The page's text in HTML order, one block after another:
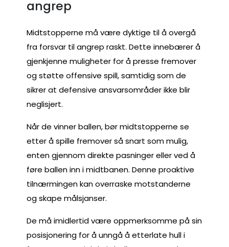
angrep
Midtstopperne må være dyktige til å overgå
fra forsvar til angrep raskt. Dette innebærer å
gjenkjenne muligheter for å presse fremover
og støtte offensive spill, samtidig som de
sikrer at defensive ansvarsområder ikke blir
neglisjert.
Når de vinner ballen, bør midtstopperne se
etter å spille fremover så snart som mulig,
enten gjennom direkte pasninger eller ved å
føre ballen inn i midtbanen. Denne proaktive
tilnærmingen kan overraske motstanderne
og skape målsjanser.
De må imidlertid være oppmerksomme på sin
posisjonering for å unngå å etterlate hull i